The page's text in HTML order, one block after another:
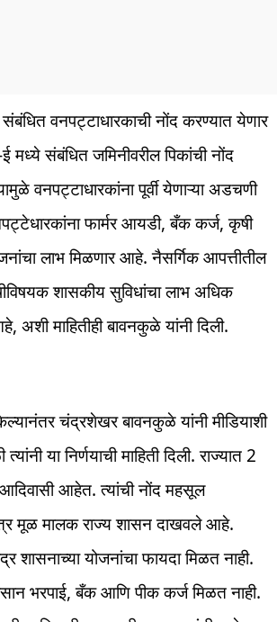
वनपट्टाधारकाची नोंद करण्यात येणार
संबंधित जमिनीवरील पिकांची नोंद
वनप‌ट्टाधारकांना पूर्वी येणाऱ्या अडचणी
फार्मर आयडी, बँक कर्ज, कृषी
लाभ मिळणार आहे. नैसर्गिक आपत्तीतील
शासकीय सुविधांचा लाभ अधिक
माहितीही बावनकुळे यांनी दिली.
चंद्रशेखर बावनकुळे यांनी मीडियाशी
या निर्णयाची माहिती दिली. राज्यात 2
आहेत. त्यांची नोंद महसूल
मूळ मालक राज्य शासन दाखवले आहे.
शासनाच्या योजनांचा फायदा मिळत नाही.
भरपाई, बँक आणि पीक कर्ज मिळत नाही.